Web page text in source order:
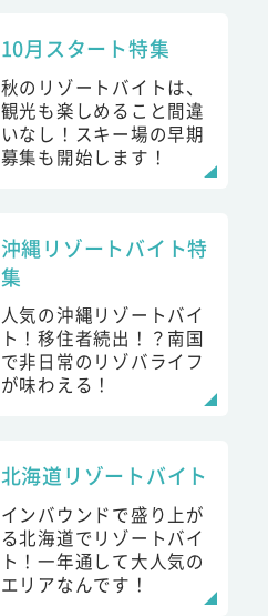
10月スタート特集
秋のリゾートバイトは、
観光も楽しめること間違
いなし！スキー場の早期
募集も開始します！
沖縄リゾートバイト特
集
人気の沖縄リゾートバイ
ト！移住者続出！？南国
で非日常のリゾバライフ
が味わえる！
北海道リゾートバイト
インバウンドで盛り上が
る北海道でリゾートバイ
ト！一年通して大人気の
エリアなんです！